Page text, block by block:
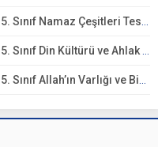
5. Sınıf Namaz Çeşitleri Testi – Online Çöz
5. Sınıf Din Kültürü ve Ahlak Bilgisi 1. Ünite: Allah İnancı Çalışmaları
5. Sınıf Allah’ın Varlığı ve Birliği Testi – Online Çöz